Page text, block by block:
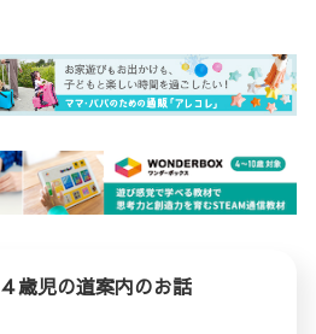
４歳児の道案内のお話